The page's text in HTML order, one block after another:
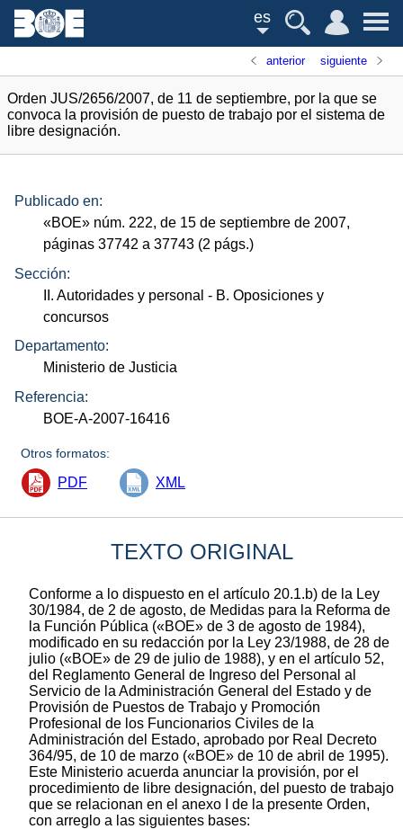
es
anterior siguiente
Orden JUS/2656/2007, de 11 de septiembre, por la que se
convoca la provisión de puesto de trabajo por el sistema de
libre designación.
Publicado en:
«BOE» núm. 222, de 15 de septiembre de 2007,
páginas 37742 a 37743 (2 págs.)
Sección:
II. Autoridades y personal - B. Oposiciones y
concursos
Departamento:
Ministerio de Justicia
Referencia:
BOE-A-2007-16416
Otros formatos:
PDF XML
TEXTO ORIGINAL
Conforme a lo dispuesto en el artículo 20.1.b) de la Ley
30/1984, de 2 de agosto, de Medidas para la Reforma de
la Función Pública («BOE» de 3 de agosto de 1984),
modificado en su redacción por la Ley 23/1988, de 28 de
julio («BOE» de 29 de julio de 1988), y en el artículo 52,
del Reglamento General de Ingreso del Personal al
Servicio de la Administración General del Estado y de
Provisión de Puestos de Trabajo y Promoción
Profesional de los Funcionarios Civiles de la
Administración del Estado, aprobado por Real Decreto
364/95, de 10 de marzo («BOE» de 10 de abril de 1995).
Este Ministerio acuerda anunciar la provisión, por el
procedimiento de libre designación, del puesto de trabajo
que se relacionan en el anexo I de la presente Orden,
con arreglo a las siguientes bases: